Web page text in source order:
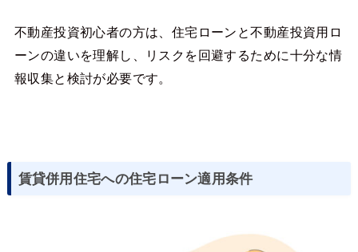
不動産投資初心者の方は、住宅ローンと不動産投資用ロ
ーンの違いを理解し、リスクを回避するために十分な情
報収集と検討が必要です。
賃貸併用住宅への住宅ローン適用条件